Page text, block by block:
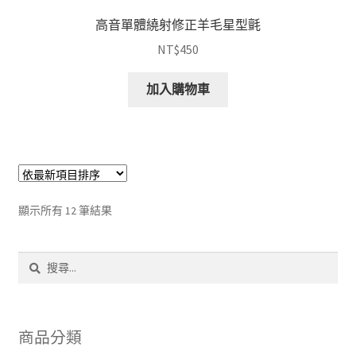
高音單體繞射修正羊毛星型氈
NT$450
加入購物車
顯示所有 12 筆結果依
字:
商品分類